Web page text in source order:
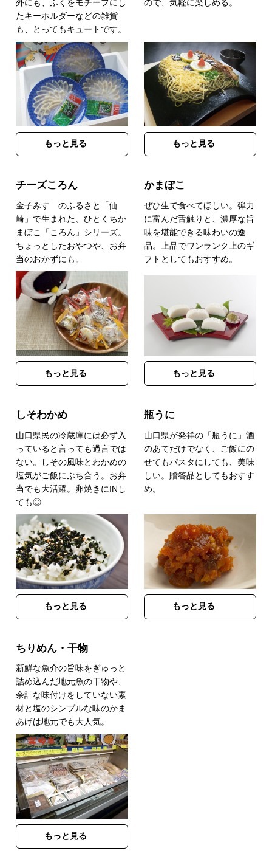
外にも、ふくをモチーフにし
たキーホルダーなどの雑貨
も、とってもキュートです。
もっと見る
ので、気軽に楽しめる。
もっと見る
チーズころん
金子みすゞのふるさと「仙
崎」で生まれた、ひとくちか
まぼこ「ころん」シリーズ。
ちょっとしたおやつや、お弁
当のおかずにも。
もっと見る
かまぼこ
ぜひ生で食べてほしい。弾力
に富んだ舌触りと、濃厚な旨
味を堪能できる味わいの逸
品。上品でワンランク上のギ
フトとしてもおすすめ。
もっと見る
しそわかめ
山口県民の冷蔵庫には必ず入
っていると言っても過言では
ない。しその風味とわかめの
塩気がご飯にぶち合う。お弁
当でも大活躍。卵焼きにINし
ても◎
もっと見る
瓶うに
山口県が発祥の「瓶うに」酒
のあてだけでなく、ご飯にの
せてもパスタにしても、美味
しい。贈答品としてもおすす
め。
もっと見る
ちりめん・干物
新鮮な魚介の旨味をぎゅっと
詰め込んだ地元魚の干物や、
余計な味付けをしていない素
材と塩のシンプルな味のかま
あげは地元でも大人気。
もっと見る